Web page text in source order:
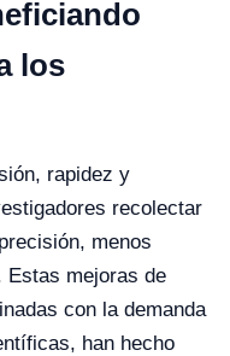
los
rapidez y
recolectar
menos
Estas mejoras de
con la demanda
han hecho